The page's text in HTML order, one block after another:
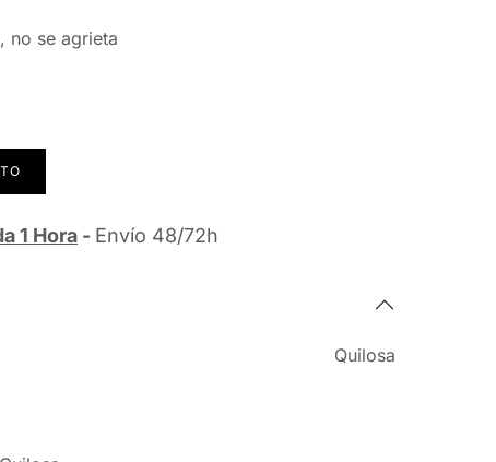
no se agrieta
1 Hora - Envío 48/72h
Quilosa